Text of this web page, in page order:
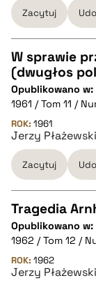
BIBTEX
pobierz cytat
Zacytuj
CZYSTY
pobierz cytat
BIBTEX
pobierz cytat
W sprawie
(dwugłos
Opublikowano w:
1961 / Tom 11 /
ROK: 1961
Jerzy Płażewski
Zacytuj
CZYSTY
pobierz cytat
Tragedia
Opublikowano w:
1962 / Tom 12 /
ROK: 1962
Jerzy Płażewski